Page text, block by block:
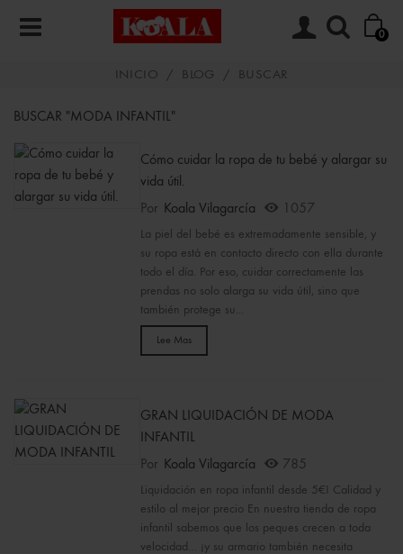
0
INICIO / BLOG / BUSCAR
BUSCAR "MODA INFANTIL"
Cómo cuidar la ropa de tu bebé y alargar su
vida útil.
Por
Koala Vilagarcía 1057
La piel del bebé es extremadamente sensible, y
su ropa está en contacto directo con ella durante
todo el día. Por eso, cuidar correctamente las
prendas no solo alarga su vida útil, sino que
también protege su...
Lee Mas
GRAN LIQUIDACIÓN DE MODA
INFANTIL
Por
Koala Vilagarcía 785
Liquidación en ropa infantil desde 5€! Calidad y
estilo al mejor precio En nuestra tienda de ropa
infantil sabemos que los peques crecen a toda
velocidad… ¡y su armario también necesita